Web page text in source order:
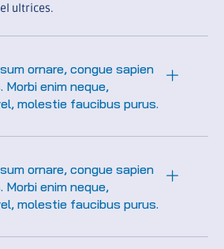
ultrices.
ornare, congue sapien
Morbi enim neque,
molestie faucibus purus.
ornare, congue sapien
Morbi enim neque,
molestie faucibus purus.